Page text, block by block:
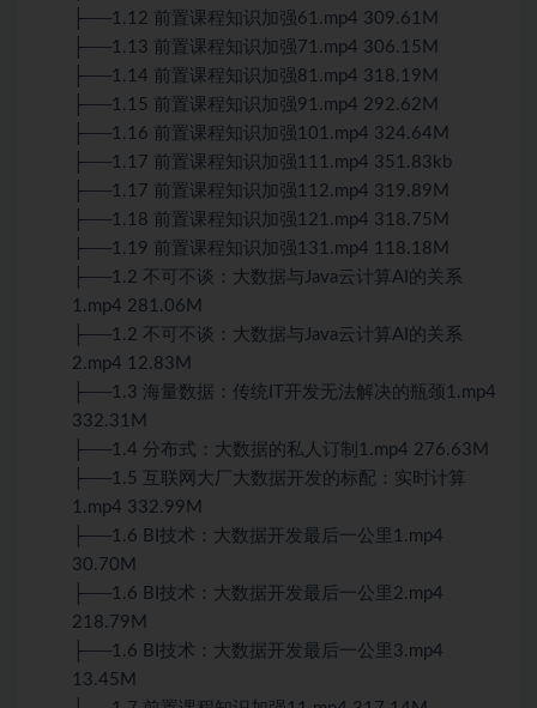
├──1.12 前置课程知识加强61.mp4 309.61M
├──1.13 前置课程知识加强71.mp4 306.15M
├──1.14 前置课程知识加强81.mp4 318.19M
├──1.15 前置课程知识加强91.mp4 292.62M
├──1.16 前置课程知识加强101.mp4 324.64M
├──1.17 前置课程知识加强111.mp4 351.83kb
├──1.17 前置课程知识加强112.mp4 319.89M
├──1.18 前置课程知识加强121.mp4 318.75M
├──1.19 前置课程知识加强131.mp4 118.18M
├──1.2 不可不谈：大数据与Java云计算AI的关系
1.mp4 281.06M
├──1.2 不可不谈：大数据与Java云计算AI的关系
2.mp4 12.83M
├──1.3 海量数据：传统IT开发无法解决的瓶颈1.mp4
332.31M
├──1.4 分布式：大数据的私人订制1.mp4 276.63M
├──1.5 互联网大厂大数据开发的标配：实时计算
1.mp4 332.99M
├──1.6 BI技术：大数据开发最后一公里1.mp4
30.70M
├──1.6 BI技术：大数据开发最后一公里2.mp4
218.79M
├──1.6 BI技术：大数据开发最后一公里3.mp4
13.45M